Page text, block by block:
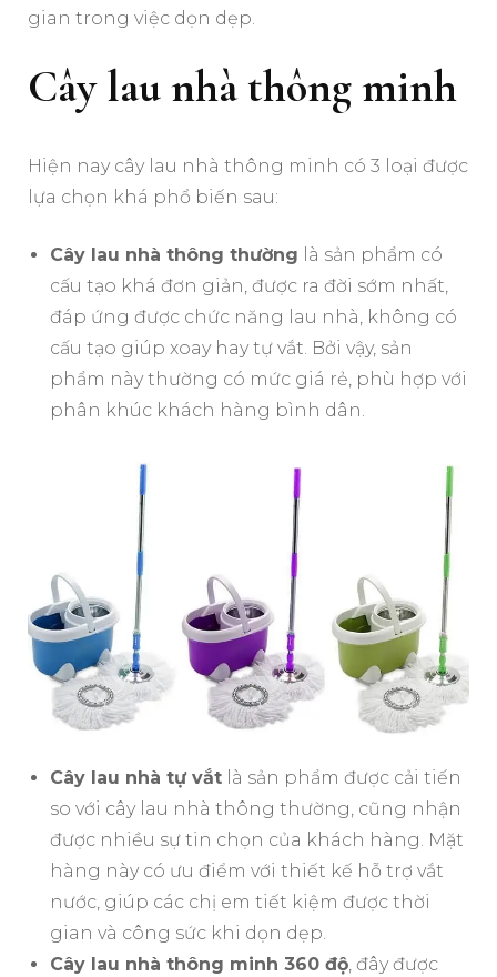
gian trong việc dọn dẹp.
Cây lau nhà thông minh
Hiện nay cây lau nhà thông minh có 3 loại được
lựa chọn khá phổ biến sau:
Cây lau nhà thông thường là sản phẩm có
cấu tạo khá đơn giản, được ra đời sớm nhất,
đáp ứng được chức năng lau nhà, không có
cấu tạo giúp xoay hay tự vắt. Bởi vậy, sản
phẩm này thường có mức giá rẻ, phù hợp với
phân khúc khách hàng bình dân.
Cây lau nhà tự vắt là sản phẩm được cải tiến
so với cây lau nhà thông thường, cũng nhận
được nhiều sự tin chọn của khách hàng. Mặt
hàng này có ưu điểm với thiết kế hỗ trợ vắt
nước, giúp các chị em tiết kiệm được thời
gian và công sức khi dọn dẹp.
Cây lau nhà thông minh 360 độ, đây được